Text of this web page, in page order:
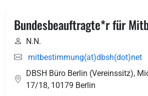
Bundesbeauftragte*r für
N.N.
mitbestimmung(at)dbsh(dot)net
DBSH Büro Berlin (Vereinssitz),
17/18, 10179 Berlin